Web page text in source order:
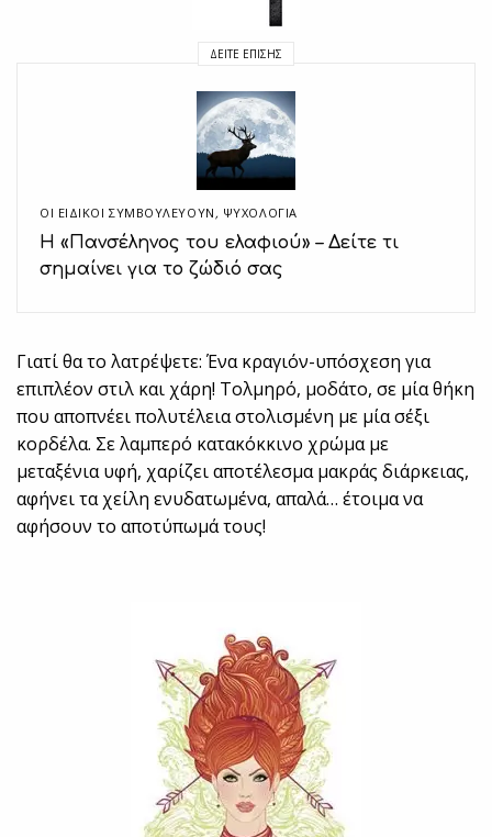
ΔΕΊΤΕ ΕΠΊΣΗΣ
ΟΙ ΕΙΔΙΚΟΊ ΣΥΜΒΟΥΛΕΎΟΥΝ , ΨΥΧΟΛΟΓΙΑ
Η «Πανσέληνος του ελαφιού» – Δείτε τι
σημαίνει για το ζώδιό σας
Γιατί θα το λατρέψετε: Ένα κραγιόν-υπόσχεση για
επιπλέον στιλ και χάρη! Τολμηρό, μοδάτο, σε μία θήκη
που αποπνέει πολυτέλεια στολισμένη με μία σέξι
κορδέλα. Σε λαμπερό κατακόκκινο χρώμα με
μεταξένια υφή, χαρίζει αποτέλεσμα μακράς διάρκειας,
αφήνει τα χείλη ενυδατωμένα, απαλά… έτοιμα να
αφήσουν το αποτύπωμά τους!